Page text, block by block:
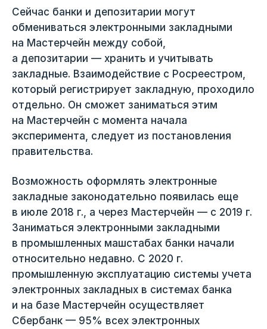
Сейчас банки и депозитарии могут
обмениваться электронными закладными
на Мастерчейн между собой,
а депозитарии — хранить и учитывать
закладные. Взаимодействие с Росреестром,
который регистрирует закладную, проходило
отдельно. Он сможет заниматься этим
на Мастерчейн с момента начала
эксперимента, следует из постановления
правительства.
Возможность оформлять электронные
закладные законодательно появилась еще
в июле 2018 г., а через Мастерчейн — с 2019 г.
Заниматься электронными закладными
в промышленных машстабах банки начали
относительно недавно. С 2020 г.
промышленную эксплуатацию системы учета
электронных закладных в системах банка
и на базе Мастерчейн осуществляет
Сбербанк — 95% всех электронных